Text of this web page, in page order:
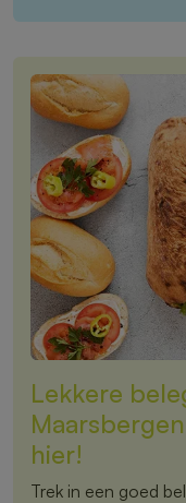
Lekkere
hier!
Trek in een goed